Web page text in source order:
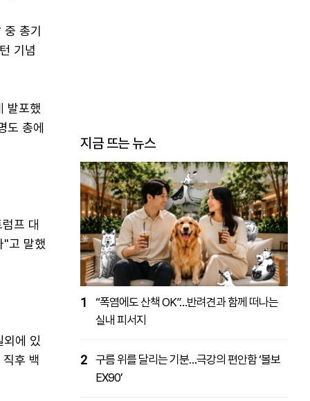
총기
기념
발포했
도 총에
프 대
"고 말했
에 있
후 백
지금 뜨는 뉴스
1
“폭염에도 산책 OK”…반려견과 함께 떠나는
실내 피서지
2 구름 위를 달리는 기분…극강의 편안함 ‘볼보
EX90’